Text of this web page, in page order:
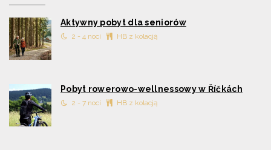
Aktywny pobyt dla seniorów
2 - 4 nocí HB z kolacją
Pobyt rowerowo-wellnessowy w Říčkách
2 - 7 nocí HB z kolacją